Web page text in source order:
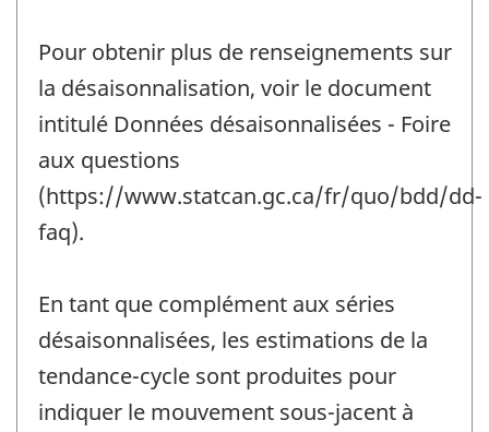
Pour obtenir plus de renseignements sur
la désaisonnalisation, voir le document
intitulé Données désaisonnalisées - Foire
aux questions
(https://www.statcan.gc.ca/fr/quo/bdd/dd-
faq).
En tant que complément aux séries
désaisonnalisées, les estimations de la
tendance-cycle sont produites pour
indiquer le mouvement sous-jacent à